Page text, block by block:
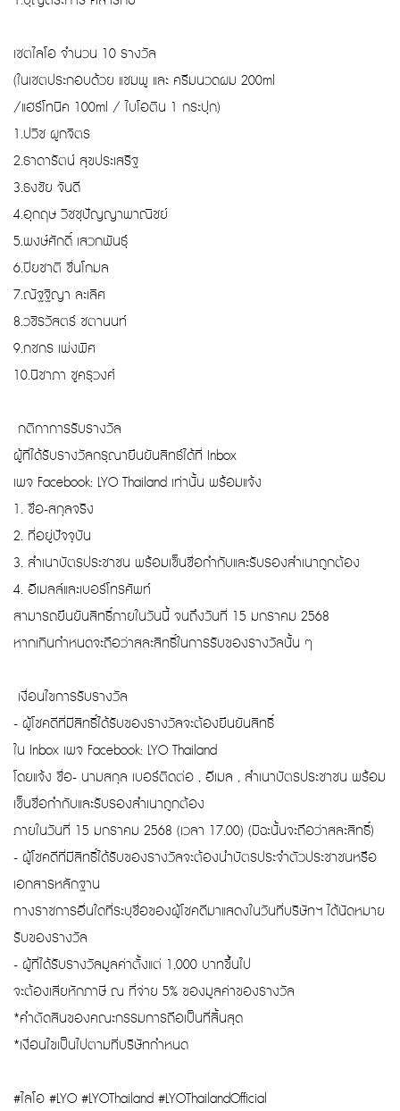
เซตไลโอ จำนวน 10 รางวัล
(ในเซตประกอบด้วย แชมพู และ ครีมนวดผม 200ml
/แฮร์โทนิค 100ml / ไบโอติน 1 กระปุก)
1.ปวิช ผูกจิตร
2.ธาดารัตน์ สุขประเสริฐ
3.ธงชัย จันดี
4.อุกฤษ วิชชุปัญญาพาณิชย์
5.พงษ์ศักดิ์ เสวกพันธุ์
6.ปิยชาติ ชื่นโกมล
7.ณัฐฐิญา ละเลิศ
8.วชิรวัสตร์ ชตานนท์
9.กชกร เพ่งพิศ
10.นิชาภา ชูครุวงศ์
กติกาการรับรางวัล
ผู้ที่ได้รับรางวัลกรุณายืนยันสิทธ์ได้ที่ Inbox
เพจ Facebook: LYO Thailand เท่านั้น พร้อมแจ้ง
1. ชื่อ-สกุลจริง
2. ที่อยู่ปัจจุบัน
3. สำเนาบัตรประชาชน พร้อมเซ็นชื่อกำกับและรับรองสำเนาถูกต้อง
4. อีเมลล์และเบอร์โทรศัพท์
สามารถยืนยันสิทธิ์ภายในวันนี้ จนถึงวันที่ 15 มกราคม 2568
หากเกินกำหนดจะถือว่าสละสิทธิ์ในการรับของรางวัลนั้น ๆ
เงื่อนไขการรับรางวัล
- ผู้โชคดีที่มีสิทธิ์ได้รับของรางวัลจะต้องยืนยันสิทธิ์
ใน Inbox เพจ Facebook: LYO Thailand
โดยแจ้ง ชื่อ- นามสกุล เบอร์ติดต่อ , อีเมล , สำเนาบัตรประชาชน พร้อม
เซ็นชื่อกำกับและรับรองสำเนาถูกต้อง
ภายในวันที่ 15 มกราคม 2568 (เวลา 17.00) (มิฉะนั้นจะถือว่าสละสิทธิ์)
- ผู้โชคดีที่มีสิทธิ์ได้รับของรางวัลจะต้องนำบัตรประจำตัวประชาชนหรือ
เอกสารหลักฐาน
ทางราชการอื่นใดที่ระบุชื่อของผู้โชคดีมาแสดงในวันที่บริษัทฯ ได้นัดหมาย
รับของรางวัล
- ผู้ที่ได้รับรางวัลมูลค่าตั้งแต่ 1,000 บาทขึ้นไป
จะต้องเสียหักภาษี ณ ที่จ่าย 5% ของมูลค่าของรางวัล
*คำตัดสินของคณะกรรมการถือเป็นที่สิ้นสุด
*เงื่อนไขเป็นไปตามที่บริษัทกำหนด
#ไลโอ #LYO #LYOThailand #LYOThailandOfficial